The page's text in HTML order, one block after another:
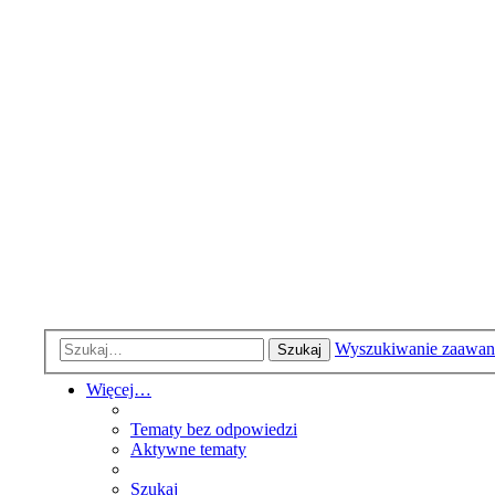
Szukaj Wyszukiwanie
Więcej…
Tematy bez odpowiedzi
Aktywne tematy
Szukaj